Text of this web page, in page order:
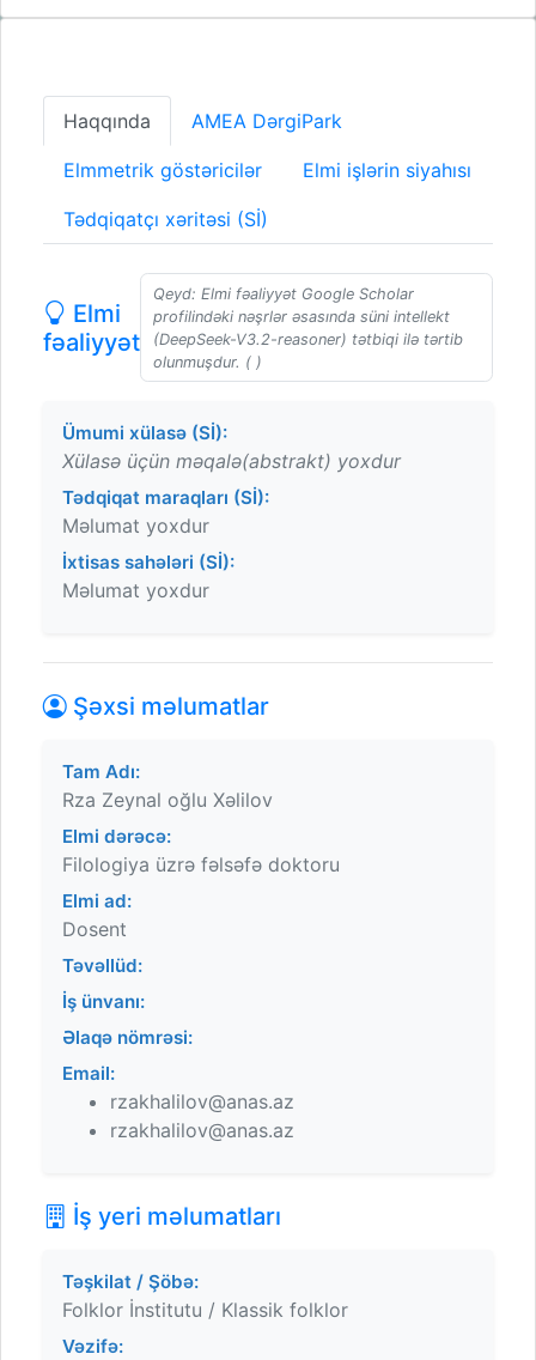
Haqqında AMEA DərgiPark
Elmmetrik göstəricilər Elmi işlərin siyahısı
Tədqiqatçı xəritəsi (Sİ)
Elmi
fəaliyyət
Qeyd: Elmi fəaliyyət Google Scholar
profilindəki nəşrlər əsasında süni intellekt
(DeepSeek-V3.2-reasoner) tətbiqi ilə tərtib
olunmuşdur. ( )
Ümumi xülasə (Sİ):
Xülasə üçün məqalə(abstrakt) yoxdur
Tədqiqat maraqları (Sİ):
Məlumat yoxdur
İxtisas sahələri (Sİ):
Məlumat yoxdur
Şəxsi məlumatlar
Tam Adı:
Rza Zeynal oğlu Xəlilov
Elmi dərəcə:
Filologiya üzrə fəlsəfə doktoru
Elmi ad:
Dosent
Təvəllüd:
İş ünvanı:
Əlaqə nömrəsi:
Email:
rzakhalilov@anas.az
rzakhalilov@anas.az
İş yeri məlumatları
Təşkilat / Şöbə:
Folklor İnstitutu / Klassik folklor
Vəzifə: